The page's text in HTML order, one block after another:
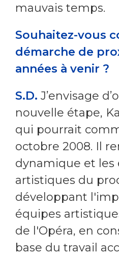
mauvais temps.
Souhaitez-vous
démarche de
années à venir ?
S.D. J’envisage
nouvelle étape,
qui pourrait
octobre 2008. Il
dynamique et les
artistiques du
développant
équipes
de l'Opéra, en
base du travail